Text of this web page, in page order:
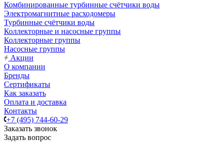
Комбинированные турбинные счётчики воды
Электромагнитные расходомеры
Турбинные счётчики воды
Коллекторные и насосные группы
Коллекторные группы
Насосные группы
Акции
О компании
Бренды
Сертификаты
Как заказать
Оплата и доставка
Контакты
+7 (495) 744-60-29
Заказать звонок
Задать вопрос